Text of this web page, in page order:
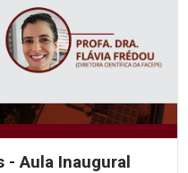
- Aula Inaugural